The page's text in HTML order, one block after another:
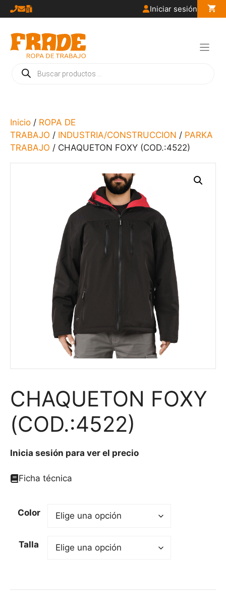
Saltar
al
contenido
Iniciar sesión
Búsqueda
de
Inicio / ROPA DE
TRABAJO / INDUSTRIA/CONSTRUCCION / PARKA
TRABAJO / CHAQUETON FOXY (COD.:4522)
CHAQUETON FOXY
(COD.:4522)
Inicia sesión para ver el precio
Ficha técnica
Color
Talla